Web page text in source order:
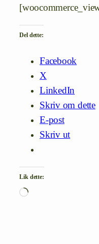
Del dette:
Facebook
X
LinkedIn
Skriv om dette
E-post
Skriv ut
Lik dette:
Laster